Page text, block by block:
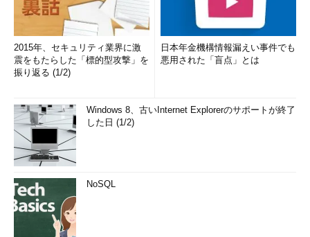
2015年、セキュリティ業界に激
震をもたらした「標的型攻撃」を
振り返る (1/2)
日本年金機構情報漏えい事件でも
悪用された「盲点」とは
Windows 8、古いInternet Explorerのサポートが終了
した日 (1/2)
NoSQL